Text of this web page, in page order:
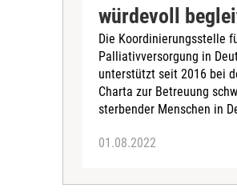
würdevoll
Die Koordinierungsstelle
Palliativversorgung in
unterstützt seit 2016 bei
Charta zur Betreuung
sterbender Menschen in
01.08.2022